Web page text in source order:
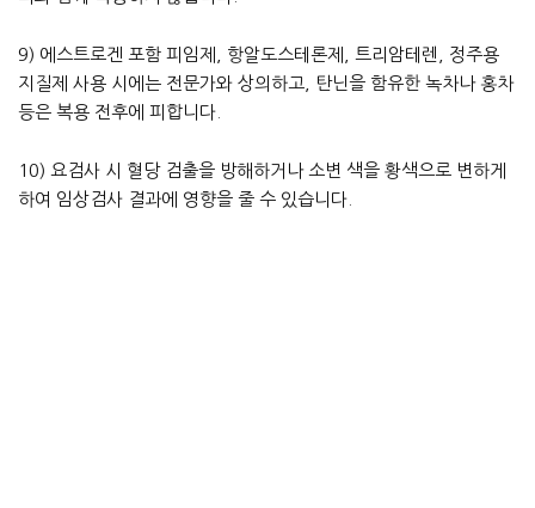
9) 에스트로겐 포함 피임제, 항알도스테론제, 트리암테렌, 정주용
지질제 사용 시에는 전문가와 상의하고, 탄닌을 함유한 녹차나 홍차
등은 복용 전후에 피합니다.
10) 요검사 시 혈당 검출을 방해하거나 소변 색을 황색으로 변하게
하여 임상검사 결과에 영향을 줄 수 있습니다.